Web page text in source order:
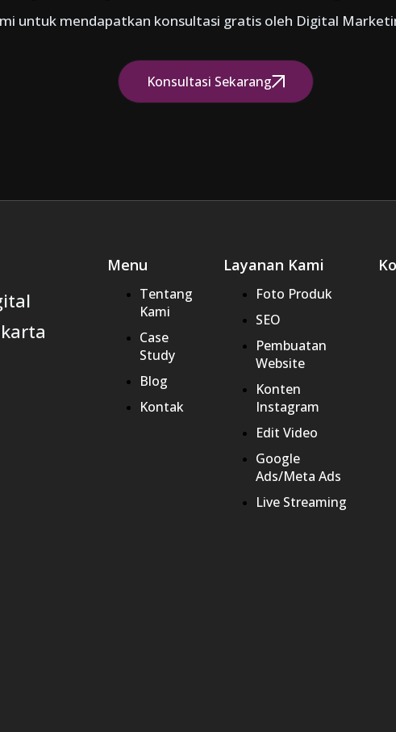
untuk mendapatkan konsultasi gratis oleh Digital
Konsultasi Sekarang
Menu
Tentang
Kami
Case
Study
Blog
Kontak
Layanan Kami
Foto Produk
SEO
Pembuatan
Website
Konten
Instagram
Edit Video
Google
Ads/Meta Ads
Live Streaming